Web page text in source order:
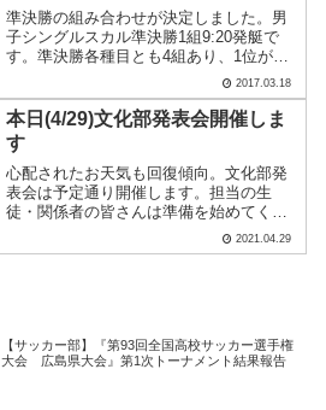
準決勝の組み合わせが決定しました。男
子シングルスカル準決勝1組9:20発艇で
す。準決勝各種目とも4組あり、1位が決
勝、2位が順位決定1組、3位が順位決定2
組、4位が順位決定3組に進みます。最終
目標の8位入賞のためには、2位以内に入
らなければ.....
2017.03.18
本日(4/29)文化部発表会開催しま
す
心配されたお天気も回復傾向。文化部発
表会は予定通り開催します。担当の生
徒・関係者の皆さんは準備を始めてくだ
さい。空に雲はありますが、気持ちは
「快晴」で！本日ご来場の皆さまへコロ
2021.04.29
【サッカー部】『第93回全国高校サッカー選手権
大会 広島県大会』第1次トーナメント結果報告